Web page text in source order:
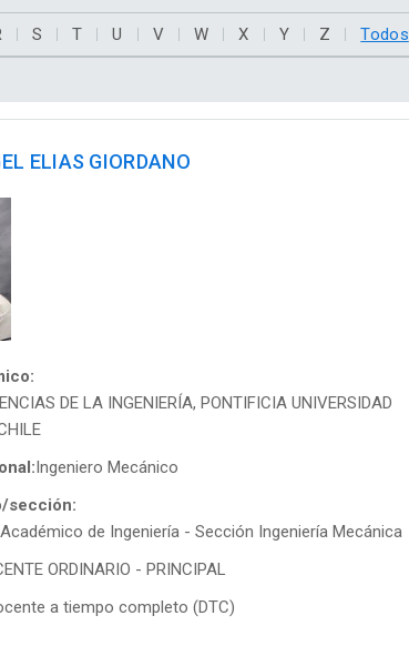
S T U V W X Y Z Todos
ELIAS GIORDANO
DE LA INGENIERÍA, PONTIFICIA UNIVERSIDAD
Ingeniero Mecánico
sección:
de Ingeniería - Sección Ingeniería Mecánica
ORDINARIO - PRINCIPAL
a tiempo completo (DTC)